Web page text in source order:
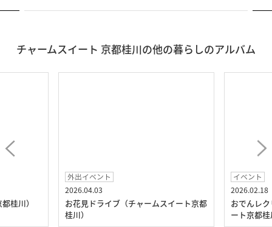
チャームスイート 京都桂川の他の暮らしのアルバム
桂川）
外出イベント
2026.04.03
お花見ドライブ（チャームスイート京都
桂川）
イベント
2026.02.18
おでんレ
ート京都